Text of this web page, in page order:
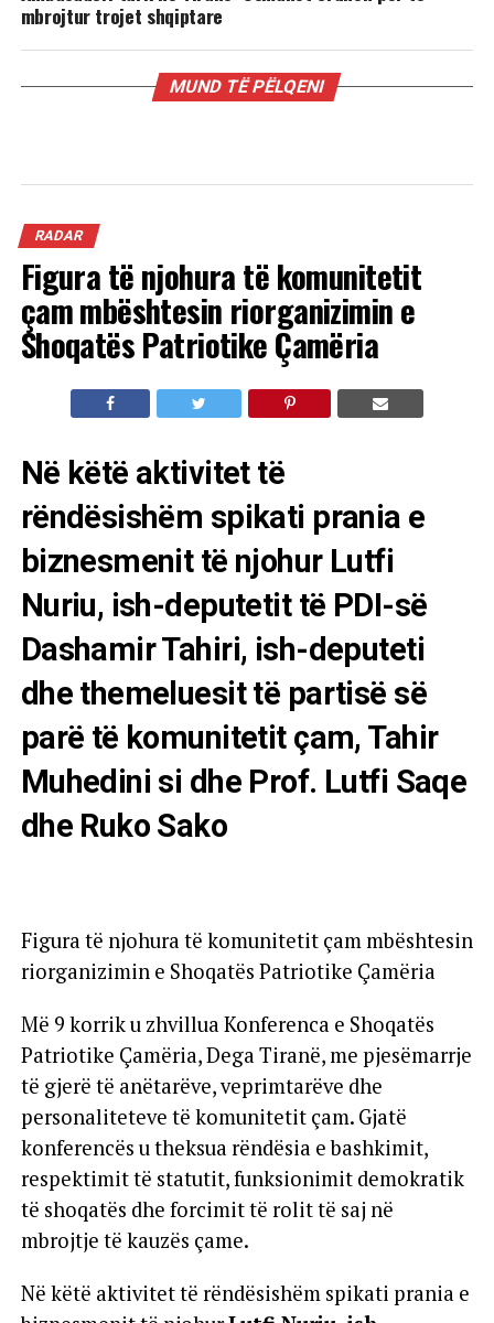
mbrojtur trojet shqiptare
MUND TË PËLQENI
RADAR
Figura të njohura të komunitetit
çam mbështesin riorganizimin e
Shoqatës Patriotike Çamëria
Në këtë aktivitet të
rëndësishëm spikati prania e
biznesmenit të njohur Lutfi
Nuriu, ish-deputetit të PDI-së
Dashamir Tahiri, ish-deputeti
dhe themeluesit të partisë së
parë të komunitetit çam, Tahir
Muhedini si dhe Prof. Lutfi Saqe
dhe Ruko Sako
Figura të njohura të komunitetit çam mbështesin
riorganizimin e Shoqatës Patriotike Çamëria
Më 9 korrik u zhvillua Konferenca e Shoqatës
Patriotike Çamëria, Dega Tiranë, me pjesëmarrje
të gjerë të anëtarëve, veprimtarëve dhe
personaliteteve të komunitetit çam. Gjatë
konferencës u theksua rëndësia e bashkimit,
respektimit të statutit, funksionimit demokratik
të shoqatës dhe forcimit të rolit të saj në
mbrojtje të kauzës çame.
Në këtë aktivitet të rëndësishëm spikati prania e